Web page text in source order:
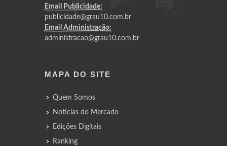
Email Publicidade:
publicidade@grau10.com.br
Email Administração:
administracao@grau10.com.br
MAPA DO SITE
Quem Somos
Notícias do Mercado
Edições Digitais
Ranking